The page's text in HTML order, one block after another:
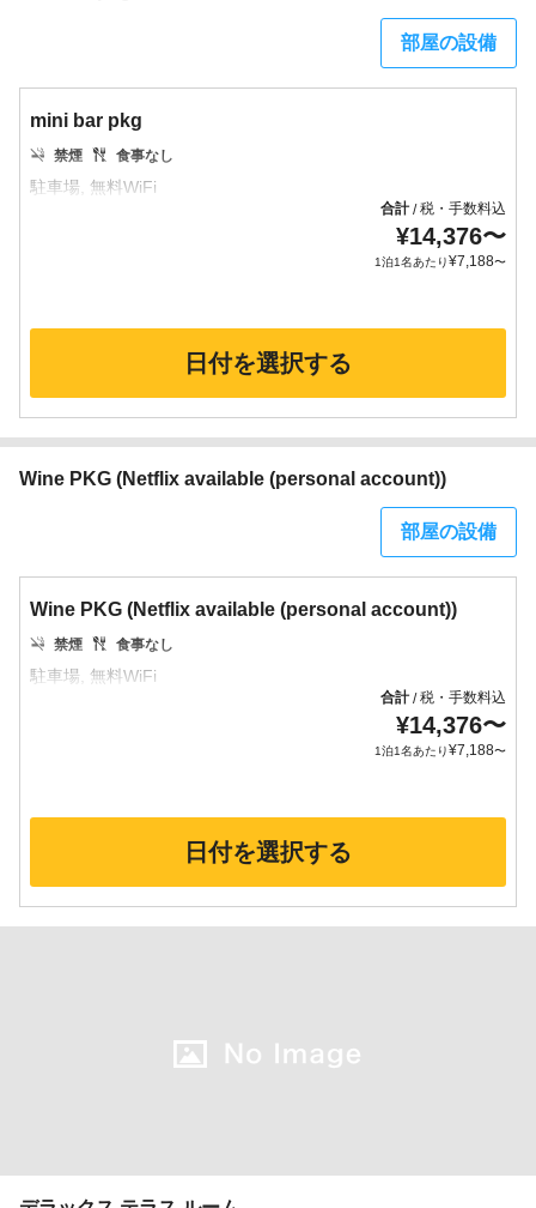
部屋の設備
mini bar pkg
禁煙 食事なし
合計/税・手数料込
¥14,376〜
1泊1名あたり¥7,188〜
日付を選択する
Wine PKG (Netflix available (personal account))
部屋の設備
Wine PKG (Netflix available (personal account))
禁煙 食事なし
合計/税・手数料込
¥14,376〜
1泊1名あたり¥7,188〜
日付を選択する